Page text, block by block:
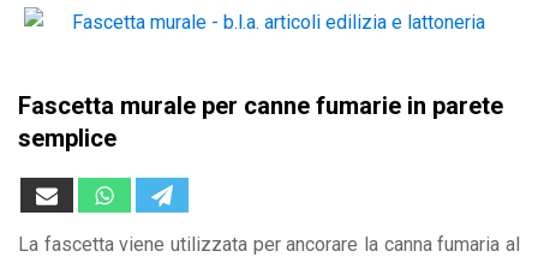
Fascetta murale per canne fumarie in parete
semplice
La fascetta viene utilizzata per ancorare la canna fumaria al